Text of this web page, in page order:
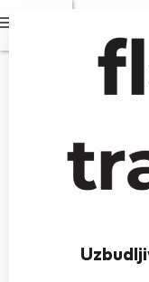
Prikažite
Provjereno od
StayProtection
New